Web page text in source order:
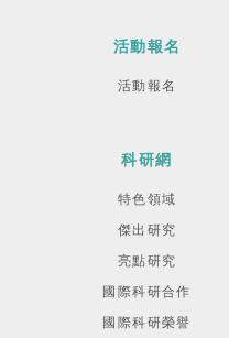
活動報名
活動報名
科研網
特色領域
傑出研究
亮點研究
國際科研合作
國際科研榮譽